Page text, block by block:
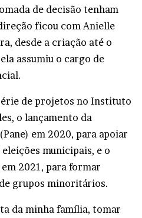
de decisão tenham
ficou com Anielle
desde a criação até o
assumiu o cargo de
de projetos no Instituto
o lançamento da
em 2020, para apoiar
municipais, e o
2021, para formar
grupos minoritários.
da minha família, tomar